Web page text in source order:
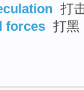
打
forces 打黑